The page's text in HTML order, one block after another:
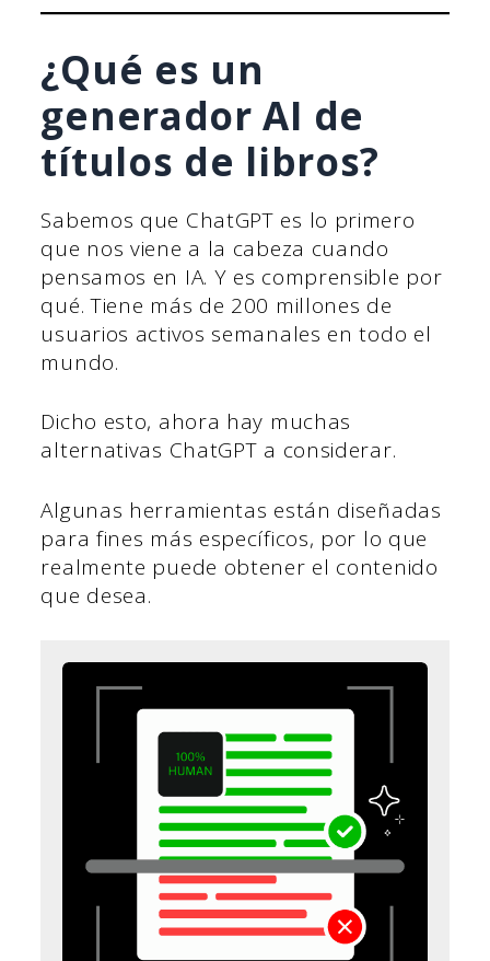
¿Qué es un
generador AI de
títulos de libros?
Sabemos que ChatGPT es lo primero
que nos viene a la cabeza cuando
pensamos en IA. Y es comprensible por
qué. Tiene más de 200 millones de
usuarios activos semanales en todo el
mundo.
Dicho esto, ahora hay muchas
alternativas ChatGPT a considerar.
Algunas herramientas están diseñadas
para fines más específicos, por lo que
realmente puede obtener el contenido
que desea.